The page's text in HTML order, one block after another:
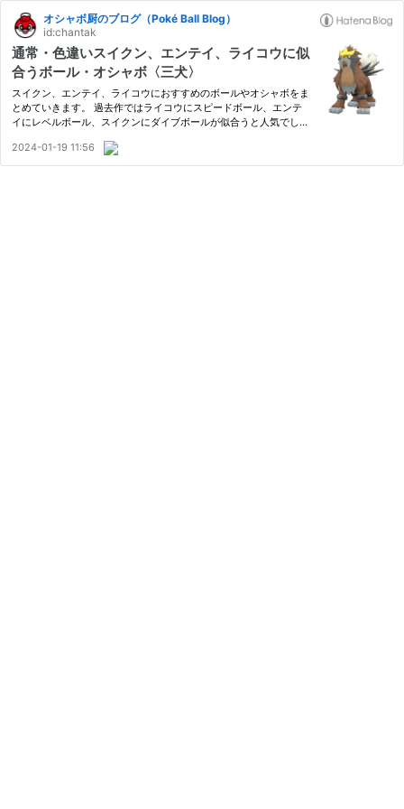
オシャボ厨のブログ（Poké Ball Blog）
id:chantak
通常・色違いスイクン、エンテイ、ライコウに似
合うボール・オシャボ〈三犬〉
スイクン、エンテイ、ライコウにおすすめのボールやオシャボをま
とめていきます。 過去作ではライコウにスピードボール、エンテ
イにレベルボール、スイクンにダイブボールが似合うと人気でし
クトやデザインについてはこちらをご確認ください→ スイクン(Sui
cu…
2024-01-19 11:56